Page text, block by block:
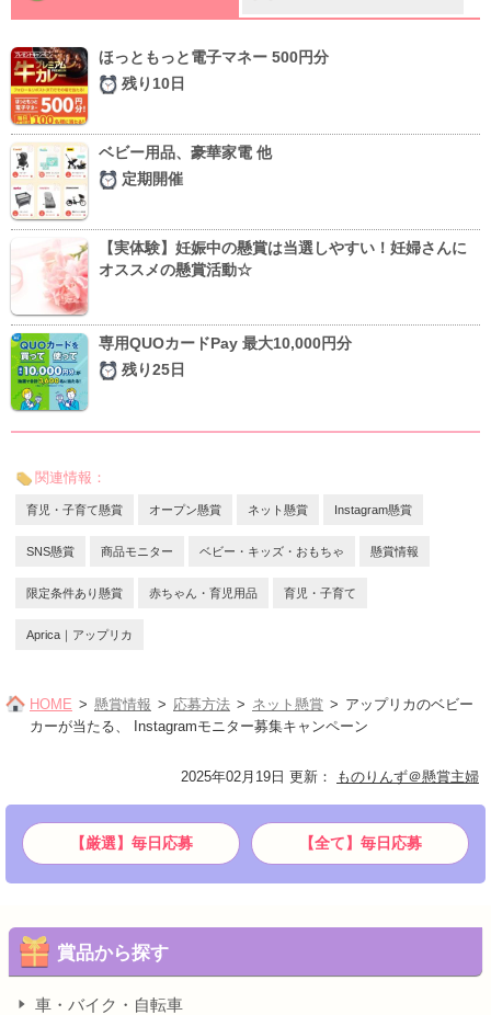
ほっともっと電子マネー 500円分
残り10日
ベビー用品、豪華家電 他
定期開催
【実体験】妊娠中の懸賞は当選しやすい！妊婦さんに
オススメの懸賞活動☆
専用QUOカードPay 最大10,000円分
残り25日
関連情報：
育児・子育て懸賞 オープン懸賞 ネット懸賞 Instagram懸賞
SNS懸賞 商品モニター ベビー・キッズ・おもちゃ 懸賞情報
限定条件あり懸賞 赤ちゃん・育児用品 育児・子育て
Aprica｜アップリカ
HOME 懸賞情報 応募方法 ネット懸賞
アップリカのベビー
カーが当たる、 Instagramモニター募集キャンペーン
2025年02月19日 更新 ： ものりんず＠懸賞主婦
【厳選】毎日応募 【全て】毎日応募
賞品から探す
車・バイク・自転車